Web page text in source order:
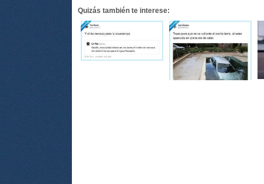
Quizás también te interese: